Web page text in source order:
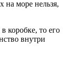
на море нельзя,
коробке, то его
внутри